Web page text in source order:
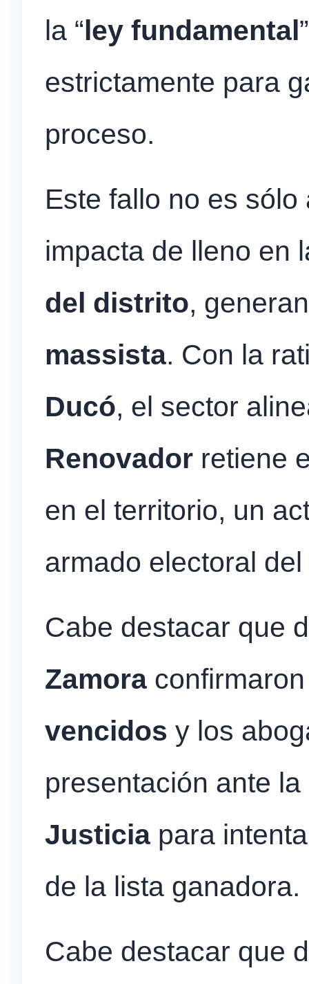
la “ley fundamental
estrictamente para
proceso.
Este fallo no es
impacta de lleno en
del distrito,
massista. Con la
Ducó, el sector
Renovador retiene
en el territorio, un
armado electoral
Cabe destacar que
Zamora
vencidos y los
presentación ante la
Justicia para
de la lista ganadora.
Cabe destacar que